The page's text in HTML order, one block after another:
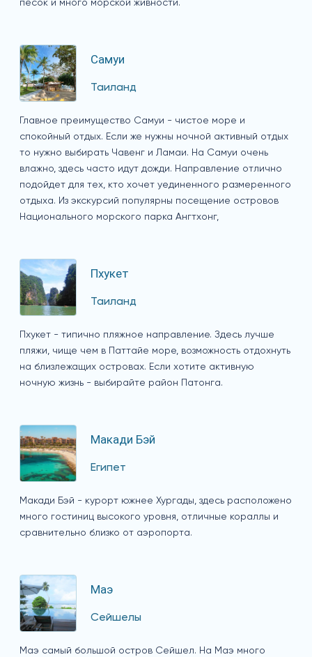
песок и много морской живности.
Самуи
Таиланд
Главное преимущество Самуи - чистое море и
спокойный отдых. Если же нужны ночной активный отдых
то нужно выбирать Чавенг и Ламаи. На Самуи очень
влажно, здесь часто идут дожди. Направление отлично
подойдет для тех, кто хочет уединенного размеренного
отдыха. Из экскурсий популярны посещение островов
Национального морского парка Ангтхонг,
Пхукет
Таиланд
Пхукет - типично пляжное направление. Здесь лучше
пляжи, чище чем в Паттайе море, возможность отдохнуть
на близлежащих островах. Если хотите активную
ночную жизнь - выбирайте район Патонга.
Макади Бэй
Египет
Макади Бэй - курорт южнее Хургады, здесь расположено
много гостиниц высокого уровня, отличные кораллы и
сравнительно близко от аэропорта.
Маэ
Сейшелы
Маэ самый большой остров Сейшел. На Маэ много